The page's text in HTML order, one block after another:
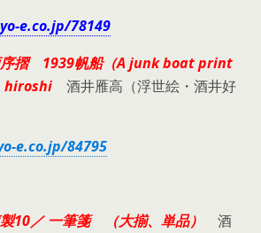
e.co.jp/78149
序摺 1939帆船（A junk boat print
hiroshi 酒井雁高（浮世絵・酒井好
e.co.jp/84795
10／ 一筆箋 （大揃、単品）
酒